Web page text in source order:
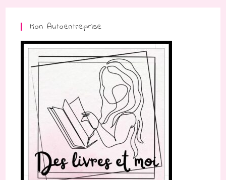
Mon Autoentreprise